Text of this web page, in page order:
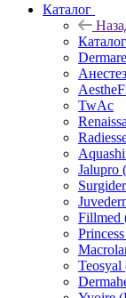
Каталог
Каталог
TwAc
Jalupro
Fillmed
Teosyal